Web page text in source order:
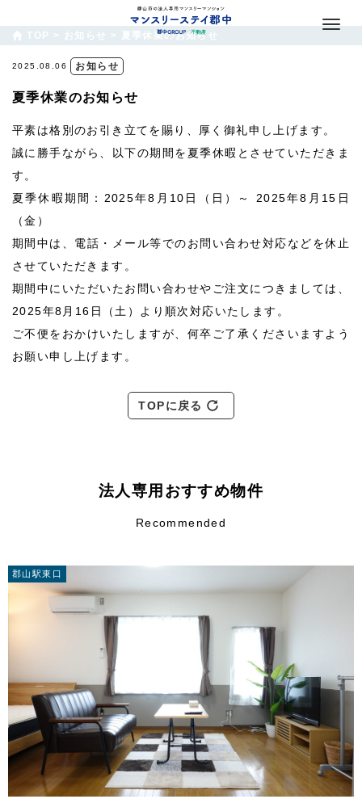
TOP > お知らせ > 夏季休業のお知らせ
2025.08.06 お知らせ
夏季休業のお知らせ
平素は格別のお引き立てを賜り、厚く御礼申し上げます。
誠に勝手ながら、以下の期間を夏季休暇とさせていただきま
す。
夏季休暇期間：2025年8月10日（日）～ 2025年8月15日
（金）
期間中は、電話・メール等でのお問い合わせ対応などを休止
させていただきます。
期間中にいただいたお問い合わせやご注文につきましては、
2025年8月16日（土）より順次対応いたします。
ご不便をおかけいたしますが、何卒ご了承くださいますよう
お願い申し上げます。
TOPに戻る
法人専用おすすめ物件
Recommended
郡山駅東口